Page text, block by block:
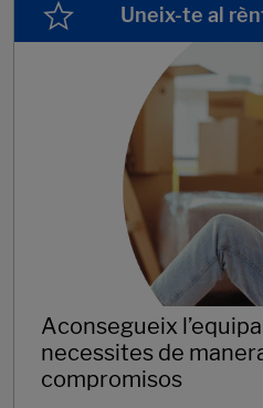
Uneix-te al
Aconsegueix
necessites de
compromisos